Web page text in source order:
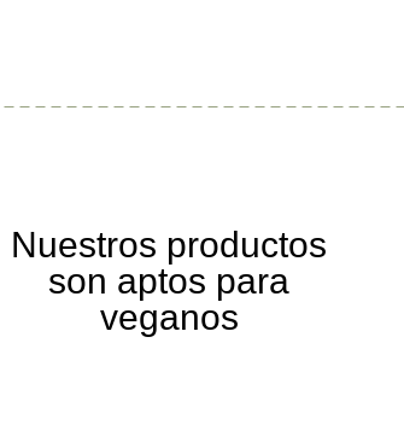
Nuestros productos
son aptos para
veganos